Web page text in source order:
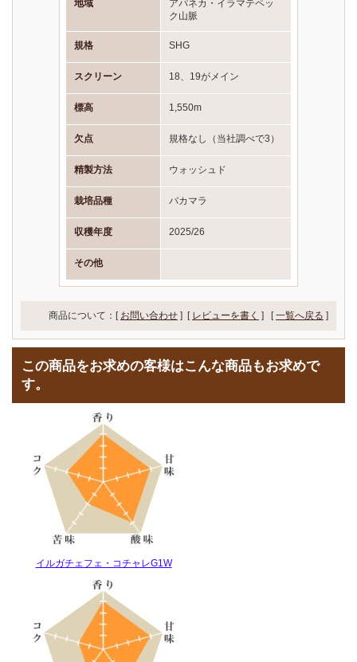
地域
アパネカ・イラマテペッ
ク山脈
規格 SHG
スクリーン 18、19がメイン
標高 1,550m
欠点 規格なし（当社調べで3）
精製方法 ウォッシュド
栽培品種 バカマラ
収穫年度 2025/26
その他
商品について：[ お問い合わせ ] [ レビューを書く ] [一覧へ戻る ]
この商品をお求めの客様はこんな商品もお求めで
す。
イルガチェフェ・コチャレG1W